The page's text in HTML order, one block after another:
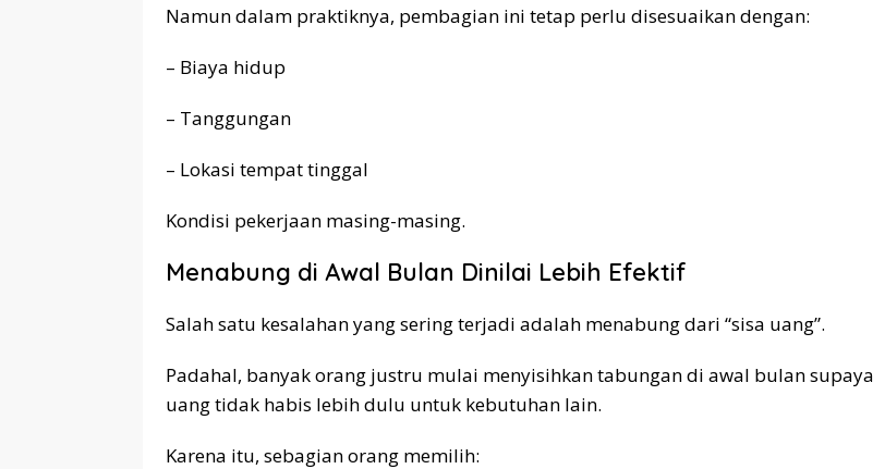
Namun dalam praktiknya, pembagian ini tetap perlu disesuaikan dengan:
– Biaya hidup
– Tanggungan
– Lokasi tempat tinggal
Kondisi pekerjaan masing-masing.
Menabung di Awal Bulan Dinilai Lebih Efektif
Salah satu kesalahan yang sering terjadi adalah menabung dari “sisa uang”.
Padahal, banyak orang justru mulai menyisihkan tabungan di awal bulan supaya
uang tidak habis lebih dulu untuk kebutuhan lain.
Karena itu, sebagian orang memilih: